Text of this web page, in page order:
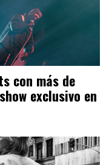
con más de
exclusivo en